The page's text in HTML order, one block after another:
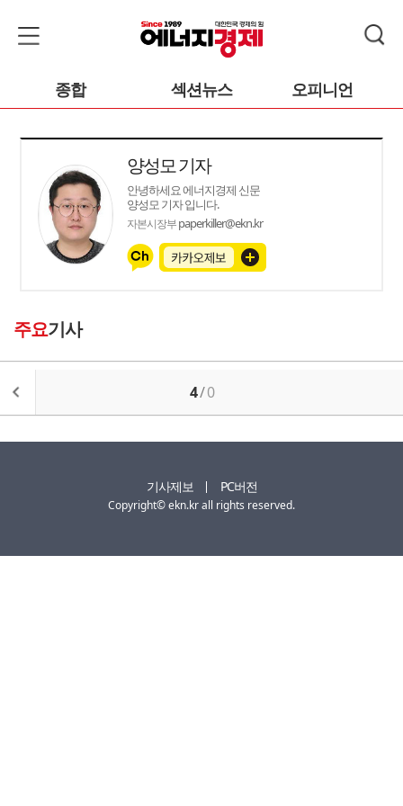
종합 섹션뉴스 오피니언
양성모 기자
안녕하세요 에너지경제 신문
양성모 기자 입니다.
자본시장부paperkiller@ekn.kr
주요기사
4/0
기사제보 PC버전
Copyright© ekn.kr all rights reserved.